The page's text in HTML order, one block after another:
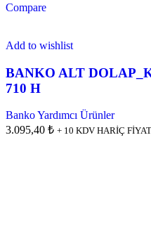
Compare
Add to wishlist
BANKO ALT
710 H
Banko Yardımcı Ürünler
3.095,40 ₺ + 10 KDV HARİÇ